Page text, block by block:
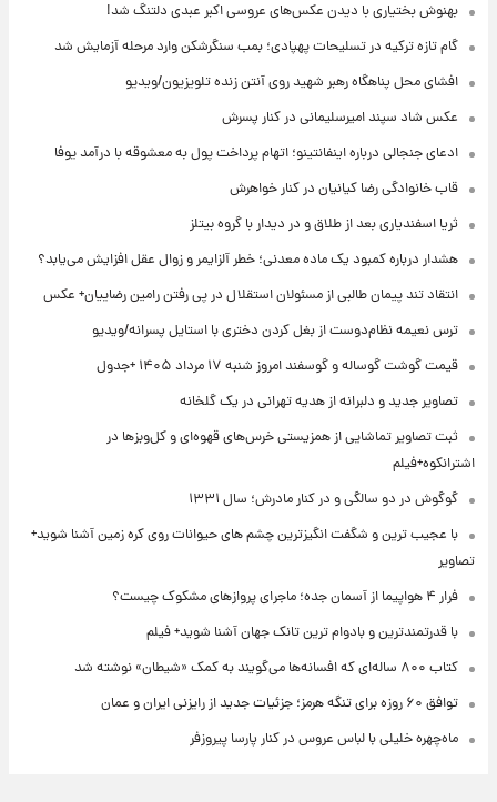
بهنوش بختیاری با دیدن عکس‌های عروسی اکبر عبدی دلتنگ شد!
گام تازه ترکیه در تسلیحات پهپادی؛ بمب سنگرشکن وارد مرحله آزمایش شد
افشای محل پناهگاه‌ رهبر شهید روی آنتن زنده تلویزیون/ویدیو
عکس شاد سپند امیرسلیمانی در کنار پسرش
ادعای جنجالی درباره اینفانتینو؛ اتهام پرداخت پول به معشوقه با درآمد یوفا
قاب خانوادگی رضا کیانیان در کنار خواهرش
ثریا اسفندیاری بعد از طلاق و در دیدار با گروه بیتلز
هشدار درباره کمبود یک ماده معدنی؛ خطر آلزایمر و زوال عقل افزایش می‌یابد؟
انتقاد تند پیمان طالبی از مسئولان استقلال در پی رفتن رامین رضاییان+ عکس
ترس نعیمه نظام‌دوست از بغل کردن دختری با استایل پسرانه/ویدیو
قیمت گوشت گوساله و گوسفند امروز شنبه ۱۷ مرداد ۱۴۰۵ +جدول
تصاویر جدید و دلبرانه از هدیه تهرانی در یک گلخانه
ثبت تصاویر تماشایی از همزیستی خرس‌های قهوه‌ای و کل‌وبزها در
اشترانکوه+فیلم
گوگوش در دو سالگی و در کنار مادرش؛ سال ۱۳۳۱
با عجیب ترین و شگفت انگیزترین چشم های حیوانات روی کره زمین آشنا شوید+
تصاویر
فرار ۴ هواپیما از آسمان جده؛ ماجرای پروازهای مشکوک چیست؟
با قدرتمندترین و بادوام ترین تانک جهان آشنا شوید+ فیلم
کتاب ۸۰۰ ساله‌ای که افسانه‌ها می‌گویند به کمک «شیطان» نوشته شد
توافق ۶۰ روزه برای تنگه هرمز؛ جزئیات جدید از رایزنی ایران و عمان
ماه‌چهره خلیلی با لباس عروس در کنار پارسا پیروزفر